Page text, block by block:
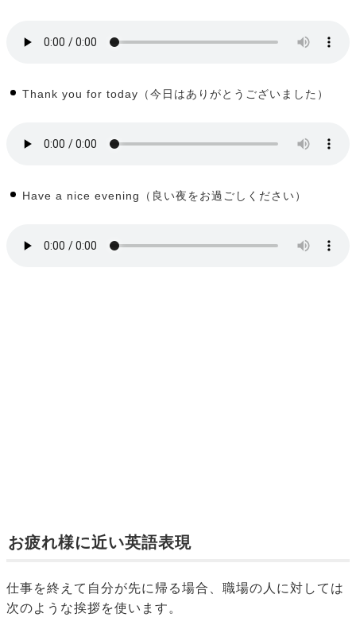
Thank you for today（今日はありがとうございました）
Have a nice evening（良い夜をお過ごしください）
お疲れ様に近い英語表現
仕事を終えて自分が先に帰る場合、職場の人に対しては
次のような挨拶を使います。